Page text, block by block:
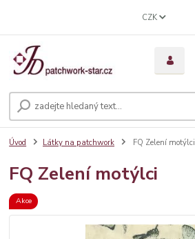
CZK
Úvod Látky na patchwork FQ Zelení motýlci
FQ Zelení motýlci
Akce